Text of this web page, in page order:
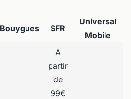
Bouygues SFR
Universal
Mobile
A
partir
de
99€